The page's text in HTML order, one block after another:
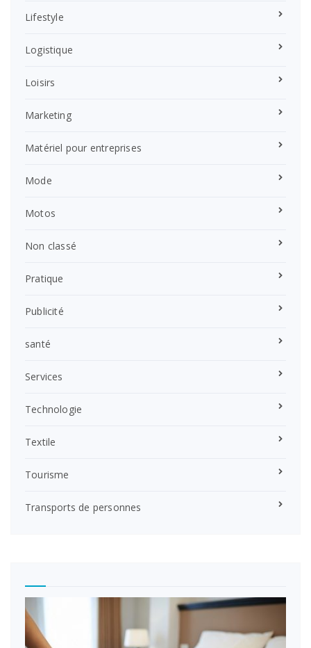
Lifestyle
Logistique
Loisirs
Marketing
Matériel pour entreprises
Mode
Motos
Non classé
Pratique
Publicité
santé
Services
Technologie
Textile
Tourisme
Transports de personnes